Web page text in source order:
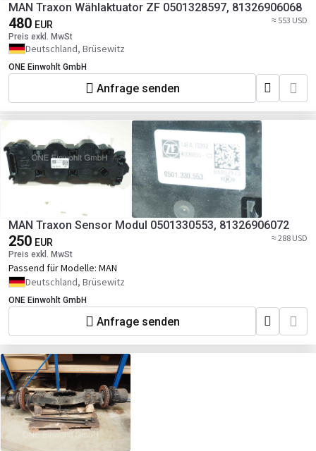
MAN Traxon Wählaktuator ZF 0501328597, 81326906068
480 EUR
Preis exkl. MwSt
≈ 553 USD
Deutschland, Brüsewitz
ONE Einwohlt GmbH
Anfrage senden
MAN Traxon Sensor Modul 0501330553, 81326906072
250 EUR
Preis exkl. MwSt
≈ 288 USD
Passend für Modelle: MAN
Deutschland, Brüsewitz
ONE Einwohlt GmbH
Anfrage senden